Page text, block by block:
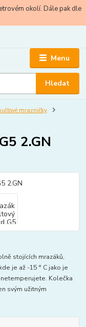
okolí. Dále pak dle
Menu
Hledat
mrazničky
2.GN
stojících mrazáků,
je až -15 ° C jako je
Kolečka
svým užitným